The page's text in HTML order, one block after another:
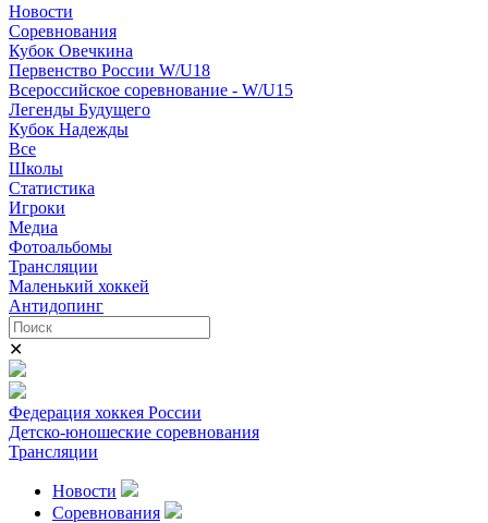
Новости
Соревнования
Кубок Овечкина
Первенство России W/U18
Всероссийское соревнование - W/U15
Легенды Будущего
Кубок Надежды
Все
Школы
Статистика
Игроки
Медиа
Фотоальбомы
Трансляции
Маленький хоккей
Антидопинг
✕
Федерация хоккея России
Детско-юношеские соревнования
Трансляции
Новости
Соревнования